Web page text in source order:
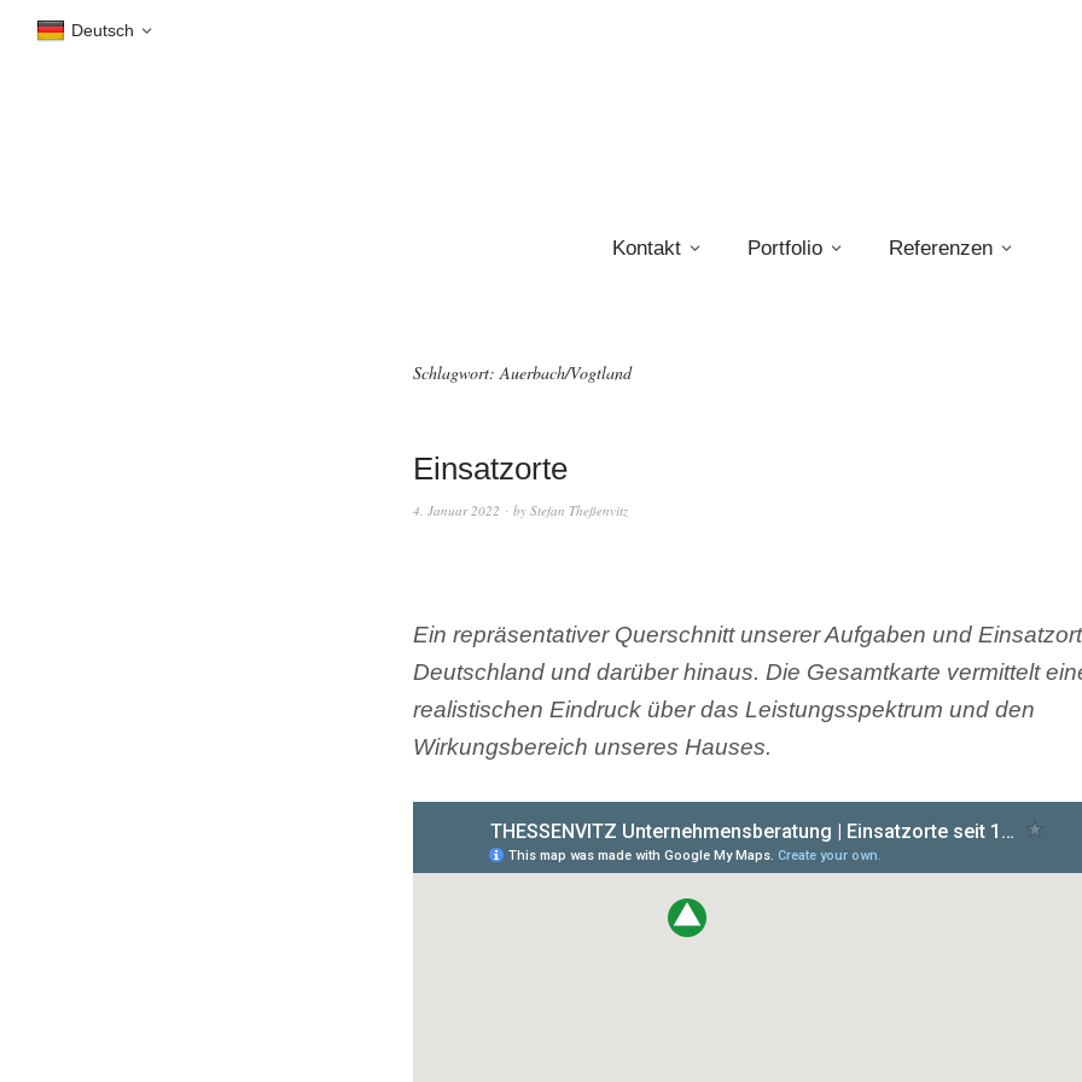
Deutsch
Kontakt Portfolio Referenzen
Schlagwort:Auerbach/Vogtland
Einsatzorte
4. Januar 2022 by Stefan Theßenvitz
Ein repräsentativer Querschnitt unserer Aufgaben und
Deutschland und darüber hinaus. Die Gesamtkarte vermittelt
realistischen Eindruck über das Leistungsspektrum und den
Wirkungsbereich unseres Hauses.